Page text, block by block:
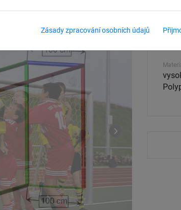
Zásady zpracování osobních údajů
Síla